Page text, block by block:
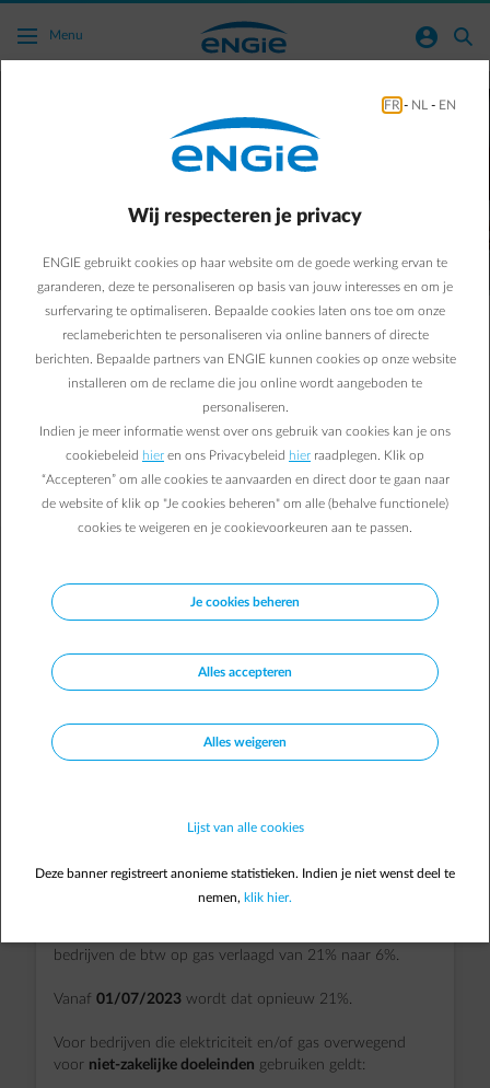
Ga naar de hoofdinhoud
Menu normal-account-circle search
Wat betekenen de overheidsmaatregelen
voor u als bedrijf?
Verlaagde btw van 6% en verhoogde accijnzen
voor niet-zakelijk verbruik
Maatregel van de federale overheid voor
elektriciteits- en gasverbruik
bedrijven de btw op gas verlaagd van 21% naar 6%.
Vanaf01/07/2023 wordt dat opnieuw 21%.
Voor bedrijven die elektriciteit en/of gas overwegend
voor niet-zakelijke doeleinden gebruiken geldt:
FR - NL - EN
Wij respecteren je privacy
ENGIE gebruikt cookies op haar website om de goede werking ervan te
garanderen, deze te personaliseren op basis van jouw interesses en om je
surfervaring te optimaliseren. Bepaalde cookies laten ons toe om onze
reclameberichten te personaliseren via online banners of directe
berichten. Bepaalde partners van ENGIE kunnen cookies op onze website
installeren om de reclame die jou online wordt aangeboden te
personaliseren.
Indien je meer informatie wenst over ons gebruik van cookies kan je ons
cookiebeleid hier en ons Privacybeleid hier raadplegen. Klik op
“Accepteren” om alle cookies te aanvaarden en direct door te gaan naar
de website of klik op "Je cookies beheren" om alle (behalve functionele)
cookies te weigeren en je cookievoorkeuren aan te passen.
Je cookies beheren
Alles accepteren
Alles weigeren
Lijst van alle cookies
Deze banner registreert anonieme statistieken. Indien je niet wenst deel te
nemen, klik hier.